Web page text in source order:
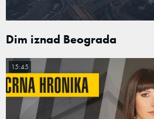
Dim iznad Beograda
15:45